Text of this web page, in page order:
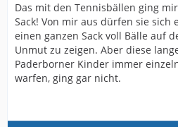
Das mit den Tennisbällen ging
Sack! Von mir aus dürfen sie sich
einen ganzen Sack voll Bälle auf
Unmut zu zeigen. Aber diese
Paderborner Kinder immer
warfen, ging gar nicht.